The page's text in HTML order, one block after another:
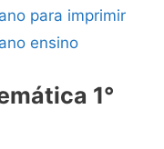
para imprimir
ensino
1°